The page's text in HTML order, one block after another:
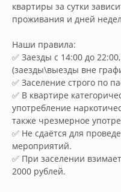
квартиры за сутки
проживания и дней
Наши правила:
✅ Заезды с 14:00 до
(заезды\выезды вне
✅ Заселение строго по
✅ В квартире
употребление
также чрезмерное
✅ Не сдаётся для
мероприятий.
✅ При заселении
2000 рублей.